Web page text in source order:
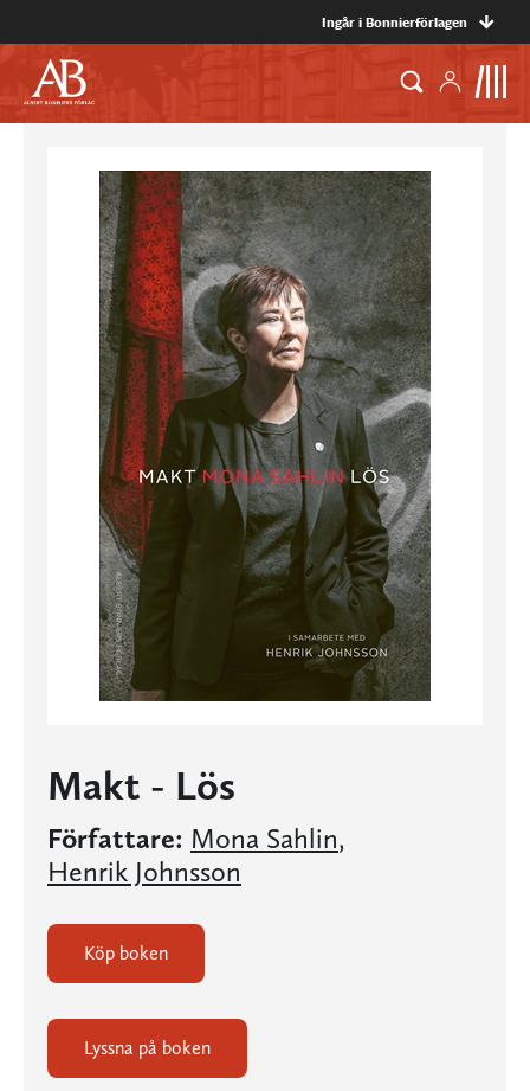
Ingår i Bonnierförlagen
Makt - Lös
Författare: Mona Sahlin,
Henrik Johnsson
Köp boken
Lyssna på boken